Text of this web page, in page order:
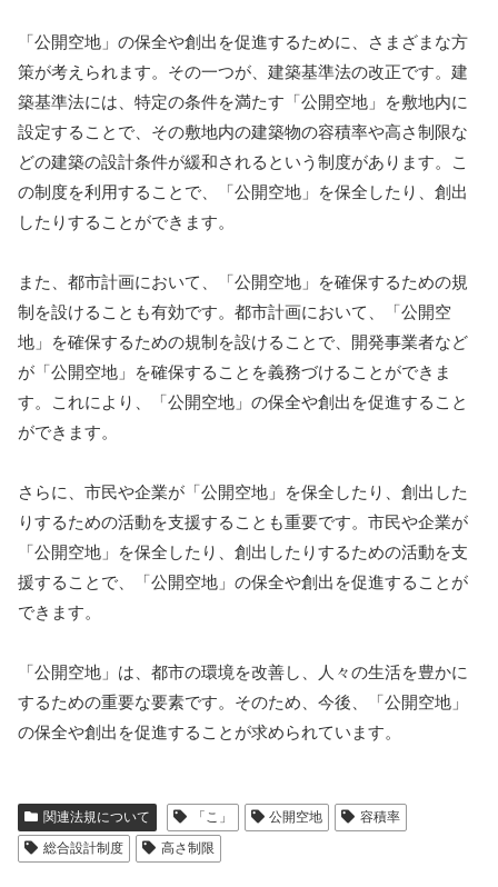
「公開空地」の保全や創出を促進するために、さまざまな方
策が考えられます。その一つが、建築基準法の改正です。建
築基準法には、特定の条件を満たす「公開空地」を敷地内に
設定することで、その敷地内の建築物の容積率や高さ制限な
どの建築の設計条件が緩和されるという制度があります。こ
の制度を利用することで、「公開空地」を保全したり、創出
したりすることができます。
また、都市計画において、「公開空地」を確保するための規
制を設けることも有効です。都市計画において、「公開空
地」を確保するための規制を設けることで、開発事業者など
が「公開空地」を確保することを義務づけることができま
す。これにより、「公開空地」の保全や創出を促進すること
ができます。
さらに、市民や企業が「公開空地」を保全したり、創出した
りするための活動を支援することも重要です。市民や企業が
「公開空地」を保全したり、創出したりするための活動を支
援することで、「公開空地」の保全や創出を促進することが
できます。
「公開空地」は、都市の環境を改善し、人々の生活を豊かに
するための重要な要素です。そのため、今後、「公開空地」
の保全や創出を促進することが求められています。
関連法規について 「こ」 公開空地
容積率
総合設計制度
高さ制限